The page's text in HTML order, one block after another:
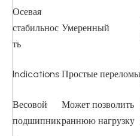
Осевая
стабильнос
ть
Умеренный
Indications Простые переломы
Весовой
подшипник
Может позволить
раннюю нагрузку